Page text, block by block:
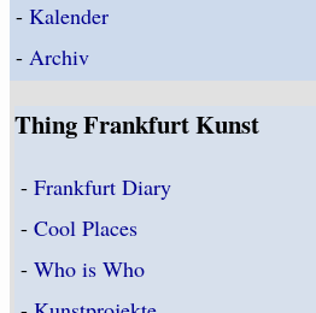
- Kalender
- Archiv
Thing Frankfurt Kunst
-Frankfurt Diary
-Cool Places
-Who is Who